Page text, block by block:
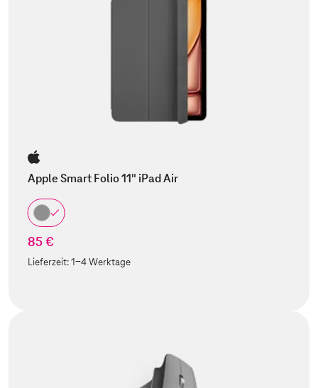
Apple Smart Folio 11" iPad Air
85 €
Lieferzeit:1-4 Werktage